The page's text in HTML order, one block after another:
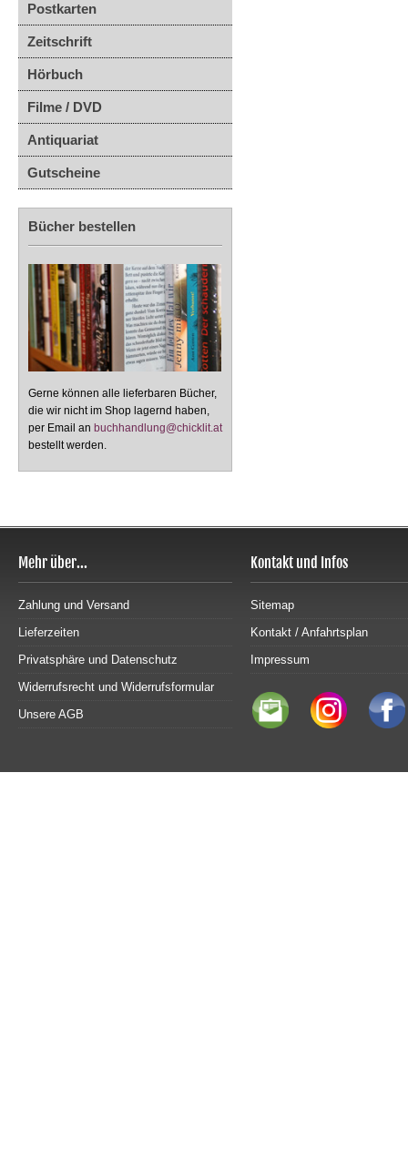
Postkarten
Zeitschrift
Hörbuch
Filme / DVD
Antiquariat
Gutscheine
Bücher bestellen
Gerne können alle lieferbaren Bücher,
die wir nicht im Shop lagernd haben,
per Email an buchhandlung@chicklit.at
bestellt werden.
Mehr über...
Zahlung und Versand
Lieferzeiten
Privatsphäre und Datenschutz
Widerrufsrecht und Widerrufsformular
Unsere AGB
Kontakt und Infos
Sitemap
Kontakt / Anfahrtsplan
Impressum